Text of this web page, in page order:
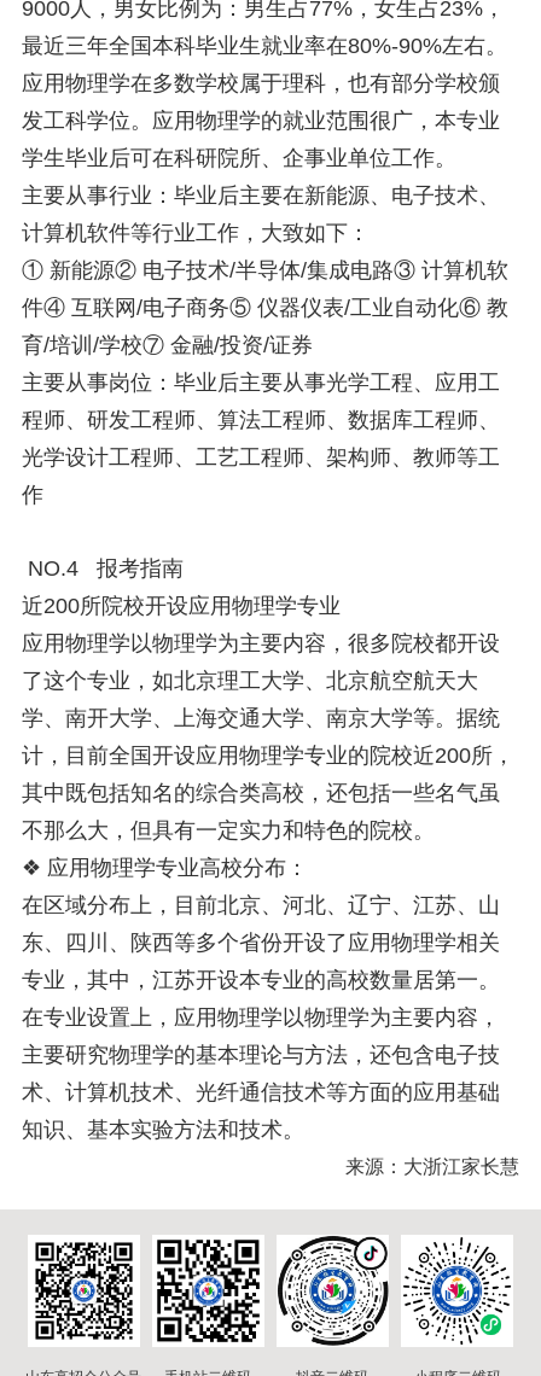
9000人，男女比例为：男生占77%，女生占23%，
最近三年全国本科毕业生就业率在80%-90%左右。
应用物理学在多数学校属于理科，也有部分学校颁
发工科学位。应用物理学的就业范围很广，本专业
学生毕业后可在科研院所、企事业单位工作。
主要从事行业：毕业后主要在新能源、电子技术、
计算机软件等行业工作，大致如下：
① 新能源② 电子技术/半导体/集成电路③ 计算机软
件④ 互联网/电子商务⑤ 仪器仪表/工业自动化⑥ 教
育/培训/学校⑦ 金融/投资/证券
主要从事岗位：毕业后主要从事光学工程、应用工
程师、研发工程师、算法工程师、数据库工程师、
光学设计工程师、工艺工程师、架构师、教师等工
作
NO.4 报考指南
近200所院校开设应用物理学专业
应用物理学以物理学为主要内容，很多院校都开设
了这个专业，如北京理工大学、北京航空航天大
学、南开大学、上海交通大学、南京大学等。据统
计，目前全国开设应用物理学专业的院校近200所，
其中既包括知名的综合类高校，还包括一些名气虽
不那么大，但具有一定实力和特色的院校。
❖ 应用物理学专业高校分布：
在区域分布上，目前北京、河北、辽宁、江苏、山
东、四川、陕西等多个省份开设了应用物理学相关
专业，其中，江苏开设本专业的高校数量居第一。
在专业设置上，应用物理学以物理学为主要内容，
主要研究物理学的基本理论与方法，还包含电子技
术、计算机技术、光纤通信技术等方面的应用基础
知识、基本实验方法和技术。
来源：大浙江家长慧